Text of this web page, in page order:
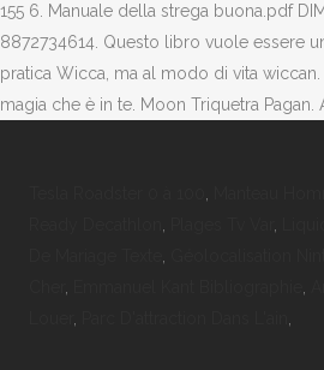
155 6. Manuale della strega buona.pdf
8872734614. Questo libro vuole essere
pratica Wicca, ma al modo di vita
magia che è in te. Moon Triquetra Pagan.